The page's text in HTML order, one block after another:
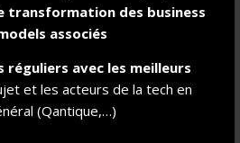
transformation des business
associés
réguliers avec les meilleurs
et les acteurs de la tech en
(Qantique,…)
COURAGE